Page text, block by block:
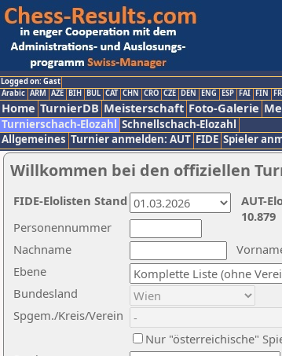
Logged on: Gast
Arabic ARM AZE BIH BUL CAT CHN CRO CZE DEN ENG ESP FAI FIN
Home TurnierDB Meisterschaft Foto-Galerie
Turnierschach-Elozahl Schnellschach-Elozahl
Allgemeines Turnier anmelden: AUT FIDE Spieler
Willkommen bei den offiziellen
Nachname
Ebene
Personennummer
Bundesland
Spgem./Kreis/Verein
Nur "österreichische"
AUT-
10.879
FIDE-Elolisten Stand